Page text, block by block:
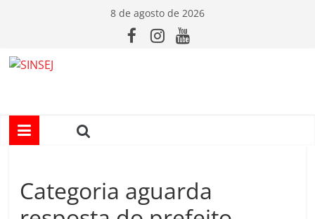
conteúdo
8 de agosto de 2026
I
S
Categoria aguarda